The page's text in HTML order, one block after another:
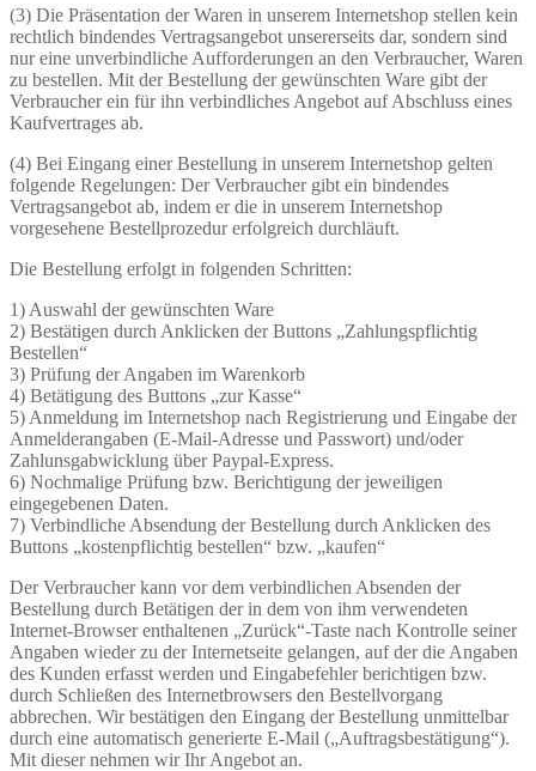
(3) Die Präsentation der Waren in unserem Internetshop stellen kein
rechtlich bindendes Vertragsangebot unsererseits dar, sondern sind
nur eine unverbindliche Aufforderungen an den Verbraucher, Waren
zu bestellen. Mit der Bestellung der gewünschten Ware gibt der
Verbraucher ein für ihn verbindliches Angebot auf Abschluss eines
Kaufvertrages ab.
(4) Bei Eingang einer Bestellung in unserem Internetshop gelten
folgende Regelungen: Der Verbraucher gibt ein bindendes
Vertragsangebot ab, indem er die in unserem Internetshop
vorgesehene Bestellprozedur erfolgreich durchläuft.
Die Bestellung erfolgt in folgenden Schritten:
1) Auswahl der gewünschten Ware
2) Bestätigen durch Anklicken der Buttons „Zahlungspflichtig
Bestellen“
3) Prüfung der Angaben im Warenkorb
4) Betätigung des Buttons „zur Kasse“
5) Anmeldung im Internetshop nach Registrierung und Eingabe der
Anmelderangaben (E-Mail-Adresse und Passwort) und/oder
Zahlunsgabwicklung über Paypal-Express.
6) Nochmalige Prüfung bzw. Berichtigung der jeweiligen
eingegebenen Daten.
7) Verbindliche Absendung der Bestellung durch Anklicken des
Buttons „kostenpflichtig bestellen“ bzw. „kaufen“
Der Verbraucher kann vor dem verbindlichen Absenden der
Bestellung durch Betätigen der in dem von ihm verwendeten
Internet-Browser enthaltenen „Zurück“-Taste nach Kontrolle seiner
Angaben wieder zu der Internetseite gelangen, auf der die Angaben
des Kunden erfasst werden und Eingabefehler berichtigen bzw.
durch Schließen des Internetbrowsers den Bestellvorgang
abbrechen. Wir bestätigen den Eingang der Bestellung unmittelbar
durch eine automatisch generierte E-Mail („Auftragsbestätigung“).
Mit dieser nehmen wir Ihr Angebot an.